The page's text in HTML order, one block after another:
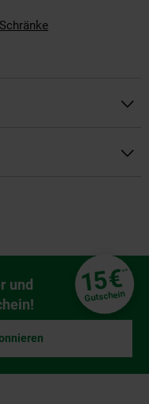
und
15€**
Gutschein